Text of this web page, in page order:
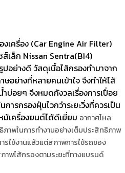
เครื่อง (Car Engine Air Filter)
เล็ก Nissan Sentra(B14)
ย่างดี วัสดุเนื้อไส้กรองทำมาจาก
ษอย่างที่หลายคนเข้าใจ จึงทำให้ไส้
บ่อยๆ จึงหมดกังวลเรื่องการเปื่อย
ารกรองฝุ่นไวกว่าระยะวิ่งที่ควรเป็น
ม้เครื่องยนต์ได้ดีเยี่ยม อากาศไหล
าพในการทำงานอย่างเต็มประสิทธิภาพ
รใช้งานแล้วแต่สภาพการใช้รถของ
าพไส้กรองตามระยะที่ทางแบรนด์